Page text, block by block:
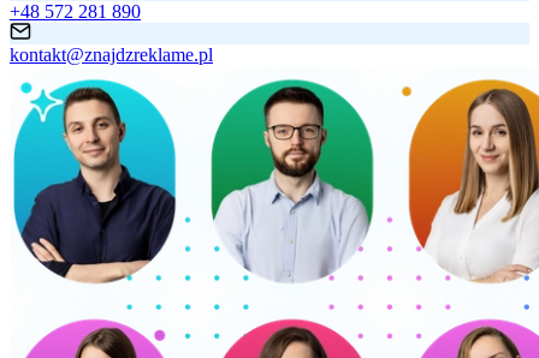
+48 572 281 890
kontakt@znajdzreklame.pl